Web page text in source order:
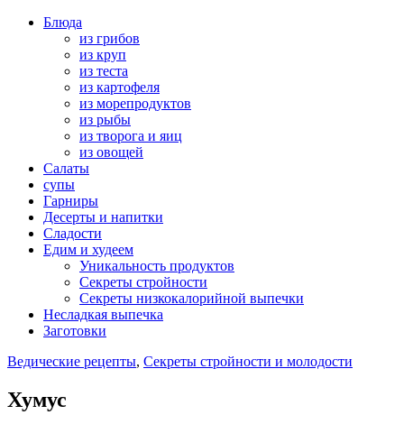
Блюда
из грибов
из круп
из теста
из картофеля
из морепродуктов
из рыбы
из творога и яиц
из овощей
Салаты
супы
Гарниры
Десерты и напитки
Сладости
Едим и худеем
Уникальность продуктов
Секреты стройности
Секреты низкокалорийной выпечки
Несладкая выпечка
Заготовки
Ведические рецепты, Секреты стройности и молодости
Хумус